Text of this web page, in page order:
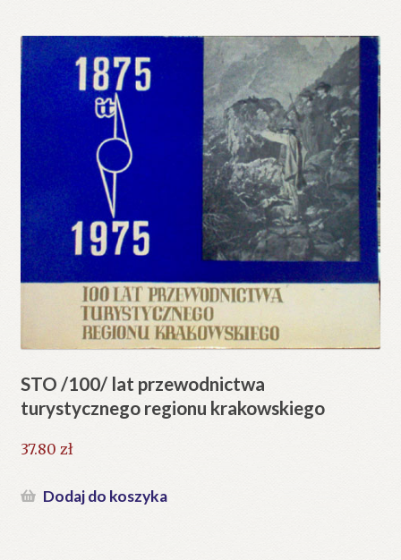
STO /100/ lat przewodnictwa
turystycznego regionu krakowskiego
37.80 zł
Dodaj do koszyka